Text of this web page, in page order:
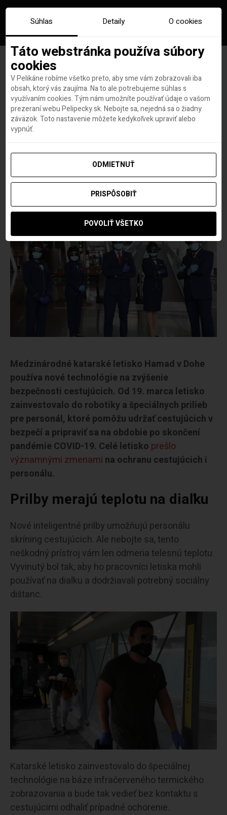
Letisko v Dohe má
dezinfekčných robotov a
prilby na meranie teploty
autorRoland Regely 20. MÁJA 2020
Medzinárodné katarské letisko Hamad v Dohe
používa nové technológie na zvýšenie
bezpečnosti cestujúcich. Od 19. marca letisko
zainvestovalo do robotiky a špeciálnych prilieb
pre personál, ktoré pomôžu udržať cestujúcich v
bezpečí a pripraviť sa na obdobie po skončení
pandémie COVID-19. Celé letisko prešlo
významnými zmenami na ochranu cestujúcich i
personálu.
Prilby merajú teplotu na diaľku
Nové inteligentné prilby umožňujú personálu
skríning cestujúcich. Ale nebojte sa, tento
neškodný prístroj vám len odmeria telesnú teplotu.
Vyvinutý bol tak, aby ho pracovníci letiska mohli
používať na diaľku a dodržiavali potrebný sociálny
dištanc.
Katarské letisko zainvestovalo do špeciálnej
technológie na báze infračerveného termického
zobrazovania a bude tak vedieť bez kontaktu s
cestujúcimi odhaliť prípadné ochorenie.
Súhlas Detaily O cookies
Táto webstránka používa súbory
cookies
V Pelikáne robíme všetko preto, aby sme vám zobrazovali iba
obsah, ktorý vás zaujíma. Na to ale potrebujeme súhlas s
využívaním cookies. Tým nám umožníte používať údaje o vašom
prezeraní webu Pelipecky.sk. Nebojte sa, nejedná sa o žiadny
záväzok. Toto nastavenie môžete kedykoľvek upraviť alebo
vypnúť.
ODMIETNUŤ
PRISPÔSOBIŤ
POVOLIŤ VŠETKO